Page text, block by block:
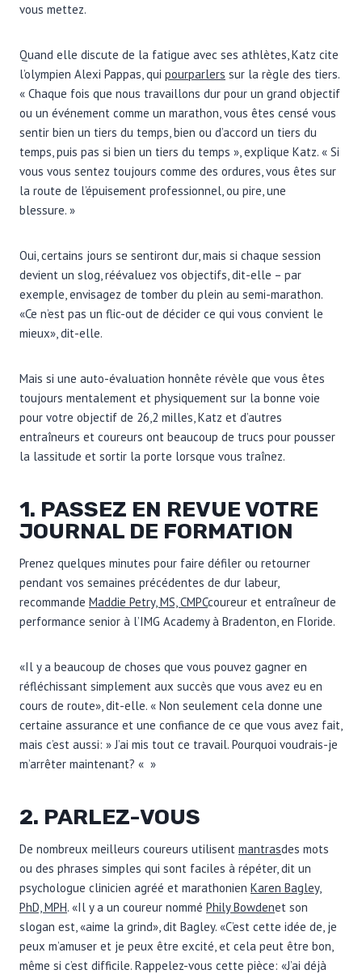
vous mettez.
Quand elle discute de la fatigue avec ses athlètes, Katz cite
l’olympien Alexi Pappas, qui pourparlers sur la règle des tiers.
« Chaque fois que nous travaillons dur pour un grand objectif
ou un événement comme un marathon, vous êtes censé vous
sentir bien un tiers du temps, bien ou d’accord un tiers du
temps, puis pas si bien un tiers du temps », explique Katz. « Si
vous vous sentez toujours comme des ordures, vous êtes sur
la route de l’épuisement professionnel, ou pire, une
blessure. »
Oui, certains jours se sentiront dur, mais si chaque session
devient un slog, réévaluez vos objectifs, dit-elle – par
exemple, envisagez de tomber du plein au semi-marathon.
«Ce n’est pas un flic-out de décider ce qui vous convient le
mieux», dit-elle.
Mais si une auto-évaluation honnête révèle que vous êtes
toujours mentalement et physiquement sur la bonne voie
pour votre objectif de 26,2 milles, Katz et d’autres
entraîneurs et coureurs ont beaucoup de trucs pour pousser
la lassitude et sortir la porte lorsque vous traînez.
1. PASSEZ EN REVUE VOTRE
JOURNAL DE FORMATION
Prenez quelques minutes pour faire défiler ou retourner
pendant vos semaines précédentes de dur labeur,
recommande Maddie Petry, MS, CMPCcoureur et entraîneur de
performance senior à l’IMG Academy à Bradenton, en Floride.
«Il y a beaucoup de choses que vous pouvez gagner en
réfléchissant simplement aux succès que vous avez eu en
cours de route», dit-elle. « Non seulement cela donne une
certaine assurance et une confiance de ce que vous avez fait,
mais c’est aussi: » J’ai mis tout ce travail. Pourquoi voudrais-je
m’arrêter maintenant? « »
2. PARLEZ-VOUS
De nombreux meilleurs coureurs utilisent mantrasdes mots
ou des phrases simples qui sont faciles à répéter, dit un
psychologue clinicien agréé et marathonien Karen Bagley,
PhD, MPH. «Il y a un coureur nommé Phily Bowdenet son
slogan est, «aime la grind», dit Bagley. «C’est cette idée de, je
peux m’amuser et je peux être excité, et cela peut être bon,
même si c’est difficile. Rappelez-vous cette pièce: «J’ai déjà